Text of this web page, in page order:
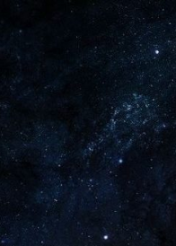
Plus de 2800